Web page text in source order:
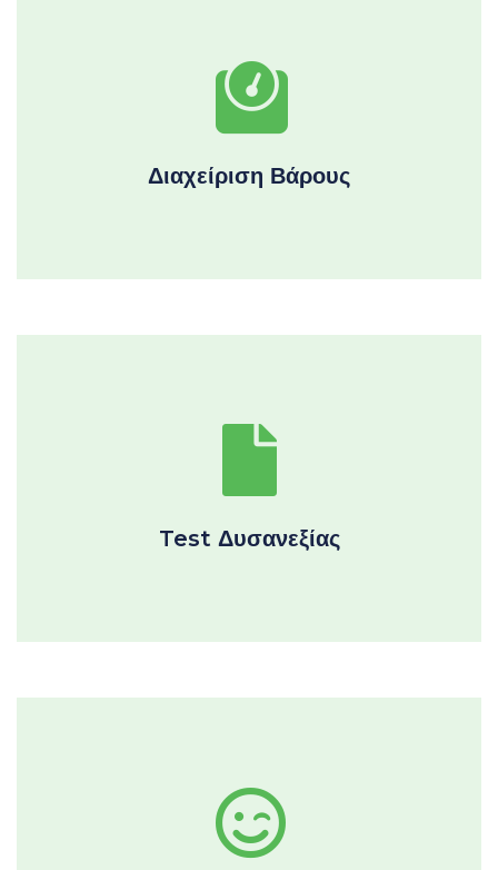
Διαχείριση Βάρους
Test Δυσανεξίας